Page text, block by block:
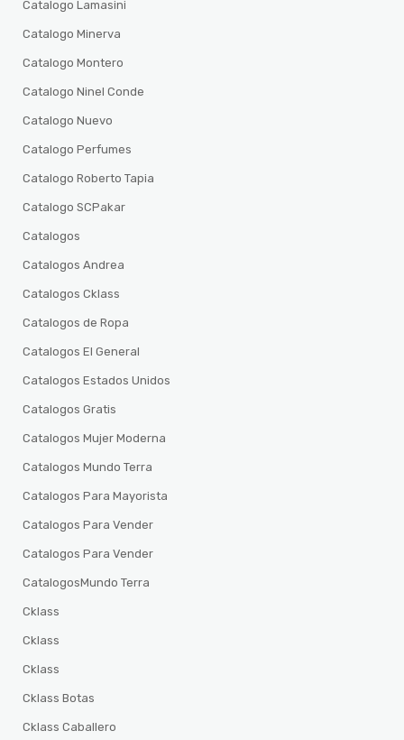
Catalogo Lamasini
Catalogo Minerva
Catalogo Montero
Catalogo Ninel Conde
Catalogo Nuevo
Catalogo Perfumes
Catalogo Roberto Tapia
Catalogo SCPakar
Catalogos
Catalogos Andrea
Catalogos Cklass
Catalogos de Ropa
Catalogos El General
Catalogos Estados Unidos
Catalogos Gratis
Catalogos Mujer Moderna
Catalogos Mundo Terra
Catalogos Para Mayorista
Catalogos Para Vender
Catalogos Para Vender
CatalogosMundo Terra
Cklass
Cklass
Cklass
Cklass Botas
Cklass Caballero